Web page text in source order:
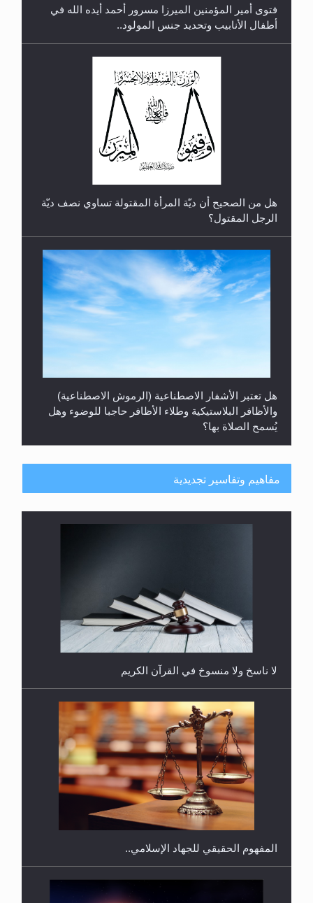
رأيٌ في لغة المسيح الموعود عليه السلام.. 4...
فتوى أمير المؤمنين الميرزا مسرور أحمد أيده الله في
أطفال الأنابيب وتحديد جنس المولود..
هل من الصحيح أن ديّة المرأة المقتولة تساوي نصف ديّة
الرجل المقتول؟
هل تعتبر الأشفار الاصطناعية (الرموش الاصطناعية)
والأظافر البلاستيكية وطلاء الأظافر حاجبا للوضوء وهل
يُسمح الصلاة بها؟
هل يُحسب حول الزكاة وفق السنة الميلادية أو الهجرية؟
هل يجوز فتح مشروع كوافير نسائي للمحجبات وغير
المحجبات؟
مفاهيم وتفاسير تجديدية
لا ناسخ ولا منسوخ في القرآن الكريم
المفهوم الحقيقي للجهاد الإسلامي..